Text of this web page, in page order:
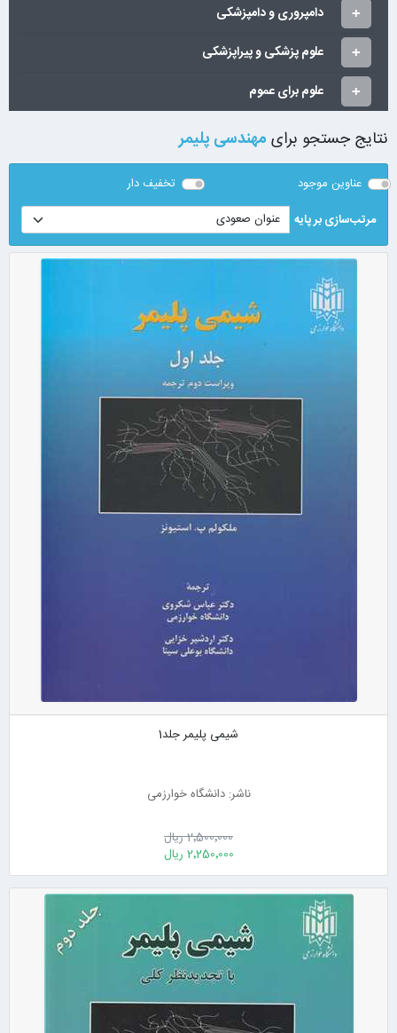
دامپروری و دامپزشکی
علوم پزشکی و پیراپزشکی
علوم برای عموم
نتایج جستجو برای مهندسی پلیمر
عناوین موجود
تخفیف دار
مرتب‌سازی بر پایه
شیمی پلیمر جلد1
ناشر: دانشگاه خوارزمی
2٬500٬000 ریال
2٬250٬000 ریال